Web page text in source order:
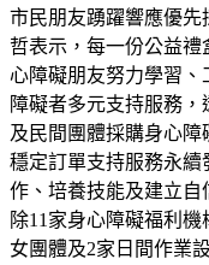
市民朋友踴躍響應優
哲表示，每一份公益
心障礙朋友努力學習
障礙者多元支持服務
及民間團體採購身心
穩定訂單支持服務永
作、培養技能及建立
除11家身心障礙福利
女團體及2家日間作業